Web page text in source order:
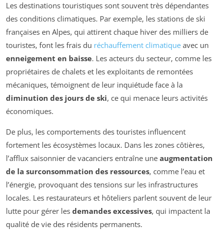
Les destinations touristiques sont souvent très dépendantes
des conditions climatiques. Par exemple, les stations de ski
françaises en Alpes, qui attirent chaque hiver des milliers de
touristes, font les frais du réchauffement climatique avec un
enneigement en baisse. Les acteurs du secteur, comme les
propriétaires de chalets et les exploitants de remontées
mécaniques, témoignent de leur inquiétude face à la
diminution des jours de ski, ce qui menace leurs activités
économiques.
De plus, les comportements des touristes influencent
fortement les écosystèmes locaux. Dans les zones côtières,
l’afflux saisonnier de vacanciers entraîne une augmentation
de la surconsommation des ressources, comme l’eau et
l’énergie, provoquant des tensions sur les infrastructures
locales. Les restaurateurs et hôteliers parlent souvent de leur
lutte pour gérer les demandes excessives, qui impactent la
qualité de vie des résidents permanents.